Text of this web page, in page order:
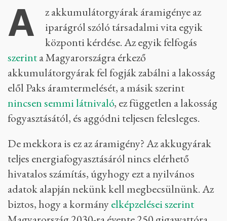
A
z akkumulátorgyárak áramigénye az
iparágról szóló társadalmi vita egyik
központi kérdése. Az egyik felfogás
szerinta Magyarországra érkező
akkumulátorgyárak fel fogják zabálni a lakosság
elől Paks áramtermelését, a másik szerint
nincsen semmi látnivaló, ez független a lakosság
fogyasztásától, és aggódni teljesen felesleges.
De mekkora is ez az áramigény? Az akkugyárak
teljes energiafogyasztásáról nincs elérhető
hivatalos számítás, úgyhogy ezt a nyilvános
adatok alapján nekünk kell megbecsülnünk. Az
biztos, hogy a kormányelképzelései szerint